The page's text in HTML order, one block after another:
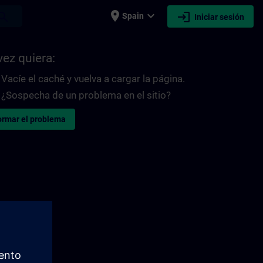
place Spain expand_more login Iniciar sesión
quiera:
Vacíe el caché y vuelva a cargar la página.
¿Sospecha de un problema en el sitio?
el problema